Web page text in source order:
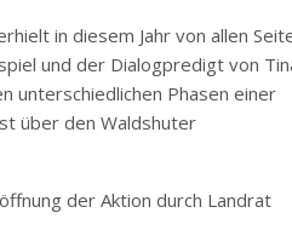
in diesem Jahr von allen
und der Dialogpredigt von
unterschiedlichen Phasen einer
über den Waldshuter
der Aktion durch Landrat